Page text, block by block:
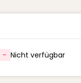
- Nicht verfügbar